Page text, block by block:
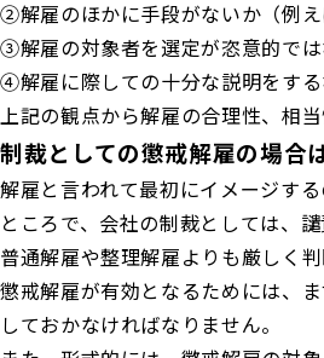
②解雇のほかに手段がないか（例え
③解雇の対象者を選定が恣意的で
④解雇に際しての十分な説明をす
上記の観点から解雇の合理性、相
制裁としての懲戒解雇の場合
解雇と言われて最初にイメージす
ところで、会社の制裁としては、
普通解雇や整理解雇よりも厳しく判
懲戒解雇が有効となるためには、
しておかなければなりません。